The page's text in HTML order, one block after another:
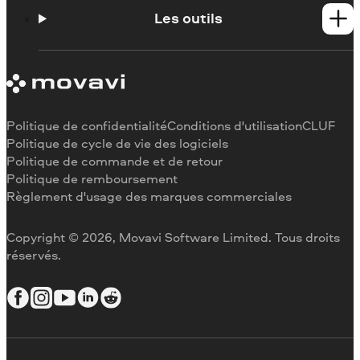
Limitations de la version d'essai
Témoignages
Au travail
Les outils
Recadrer une vidéo
Pivoter une vidéo
Redimensionner une vidéo
Inverser une vidéo
Stabiliser une vidéo
Ajuster une vidéo
Copyright © 2026, Movavi Software Limited. Tous droits
réservés.
Politique de confidentialitéConditions d'utilisationCLUF
Politique de cycle de vie des logiciels
Politique de commande et de retour
Politique de remboursement
Règlement d'usage des marques commerciales